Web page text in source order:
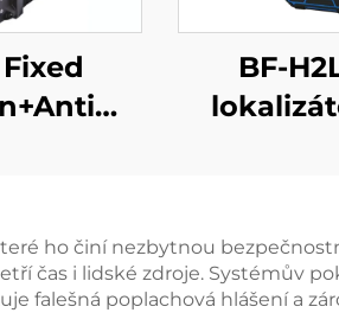
BF-
ho činí nezbytnou
čas i lidské zdroje. Systémův
falešná poplachová hlášení a